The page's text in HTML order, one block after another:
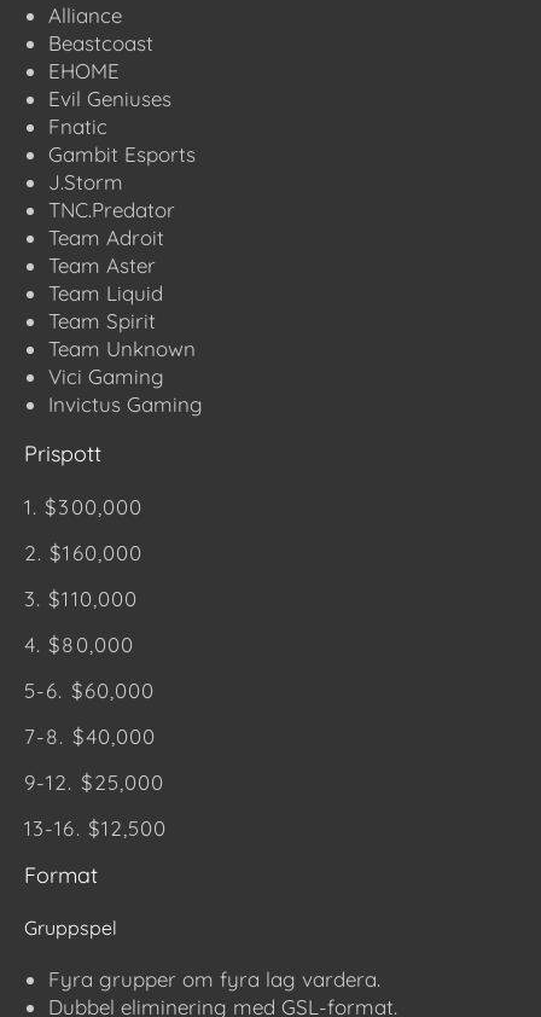
Alliance
Beastcoast
EHOME
Evil Geniuses
Fnatic
Gambit Esports
J.Storm
TNC.Predator
Team Adroit
Team Aster
Team Liquid
Team Spirit
Team Unknown
Vici Gaming
Invictus Gaming
Prispott
1. $300,000
2. $160,000
3. $110,000
4. $80,000
5-6. $60,000
7-8. $40,000
9-12. $25,000
13-16. $12,500
Format
Gruppspel
Fyra grupper om fyra lag vardera.
Dubbel eliminering med GSL-format.